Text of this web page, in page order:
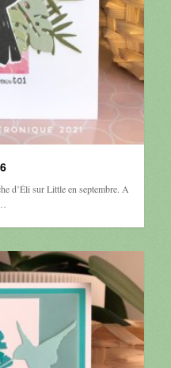
d’Éli sur Little en septembre. A